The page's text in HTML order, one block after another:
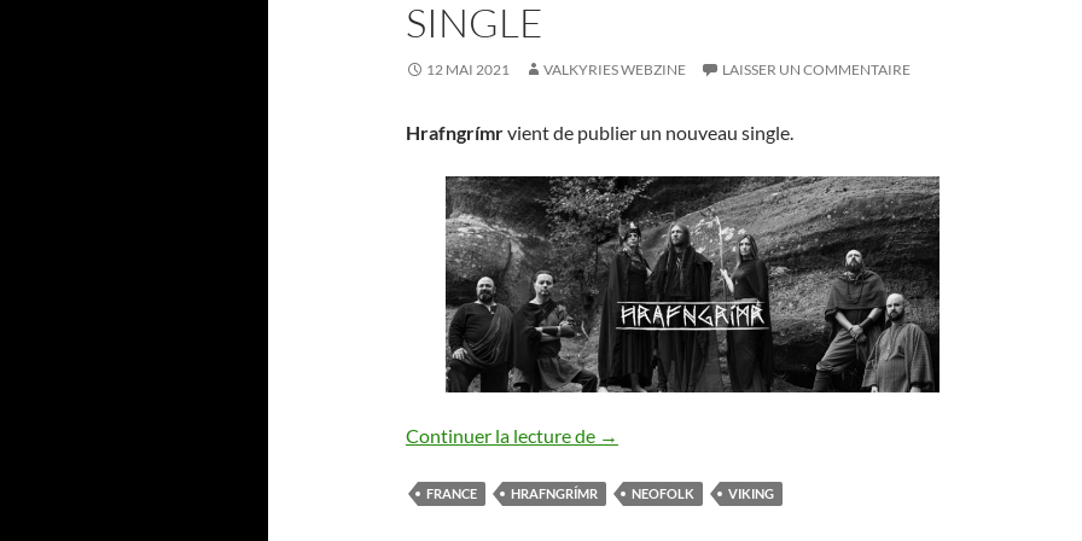
SINGLE
12 MAI 2021 VALKYRIES WEBZINE LAISSER UN COMMENTAIRE
Hrafngrímrvient de publier un nouveau single.
Continuer la lecture de Hrafngrímr : nouveau single
→
FRANCE HRAFNGRÍMR NEOFOLK VIKING